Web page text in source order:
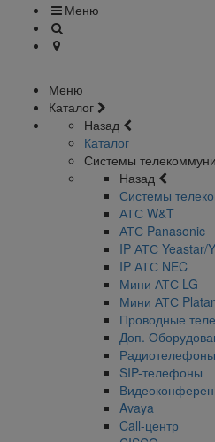
Меню
Меню
Каталог
Назад
Каталог
Системы
Назад
Системы
АТС W&T
АТС Panasonic
IP АТС Yeastar/
IP АТС NEC
Мини АТС LG
Мини АТС
Проводные
Доп.
Радиотелефоны
SIP-телефоны
Avaya
Call-центр